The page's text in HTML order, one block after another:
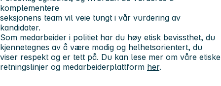
komplementere
seksjonens team vil veie tungt i vår vurdering av
kandidater.
Som medarbeider i politiet har du høy etisk bevissthet, du
kjennetegnes av å være modig og helhetsorientert, du
viser respekt og er tett på. Du kan lese mer om våre etiske
retningslinjer og medarbeiderplattform her.